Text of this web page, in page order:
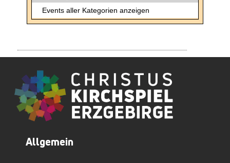
Events aller Kategorien anzeigen
Allgemein